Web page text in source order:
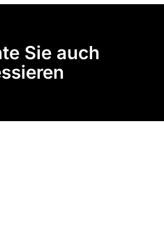
Sie auch